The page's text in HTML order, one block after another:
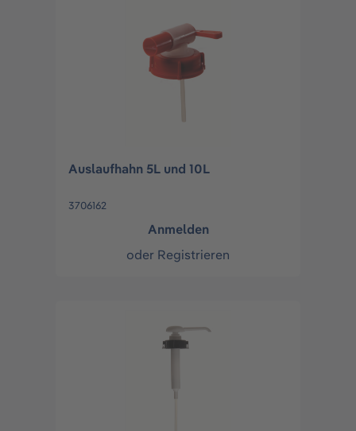
Auslaufhahn 5L und 10L
3706162
Anmelden
oder Registrieren